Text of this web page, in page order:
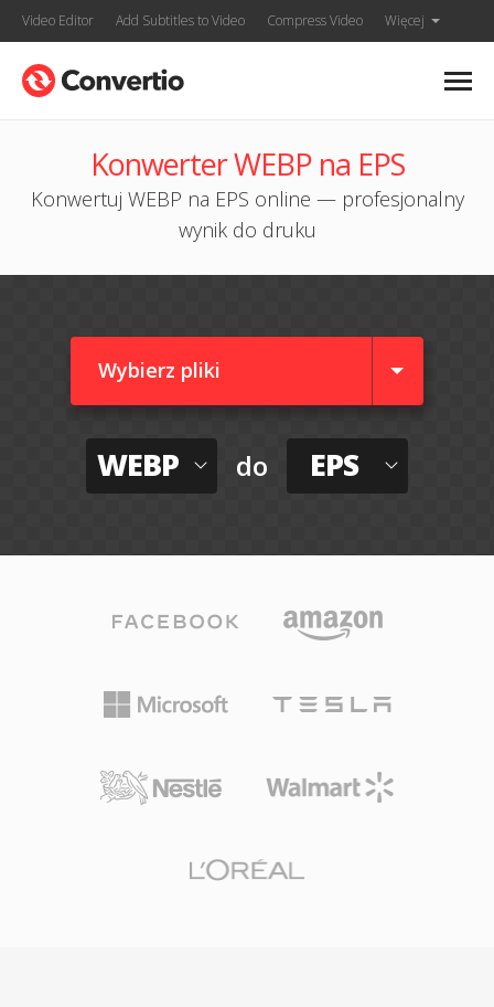
Video Editor Add Subtitles to Video Compress Video Więcej
Konwerter WEBP na EPS
Konwertuj WEBP na EPS online — profesjonalny
wynik do druku
Wybierz pliki
WEBP do EPS